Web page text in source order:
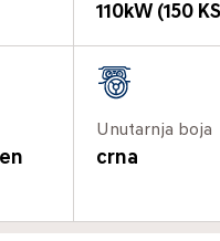
110kW (150
Unutarnja boja
crna